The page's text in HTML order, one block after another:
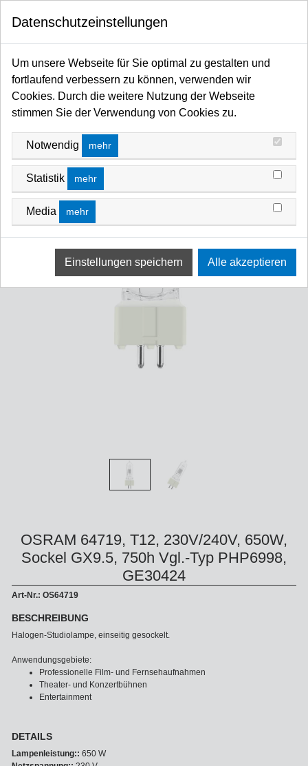
Startseite Leuchtmittel / Fassungen Halogenlampen GX9.5 CP & T Lampen
OSRAM 64719, T12, 230V/240V, 650W,
Sockel GX9.5, 750h Vgl.-Typ PHP6998,
GE30424
Art-Nr.: OS64719
BESCHREIBUNG
Halogen-Studiolampe, einseitig gesockelt.
Anwendungsgebiete:
Professionelle Film- und Fernsehaufnahmen
Theater- und Konzertbühnen
Entertainment
DETAILS
Lampenleistung:: 650 W
Datenschutzeinstellungen
Um unsere Webseite für Sie optimal zu gestalten und
fortlaufend verbessern zu können, verwenden wir
Cookies. Durch die weitere Nutzung der Webseite
stimmen Sie der Verwendung von Cookies zu.
Notwendig mehr
Statistik mehr
Media mehr